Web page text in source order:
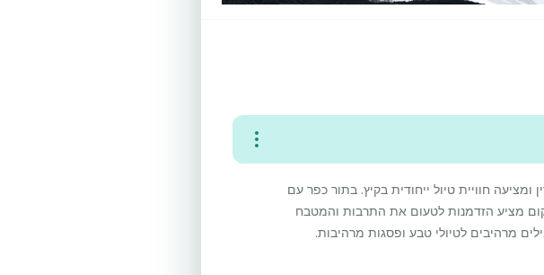
ומציעה חוויית טיול ייחודית בקיץ. בתור כפר עם
מציע הזדמנות לטעום את התרבות והמטבח
מרהיבים לטיולי טבע ופסגות מרהיבות.